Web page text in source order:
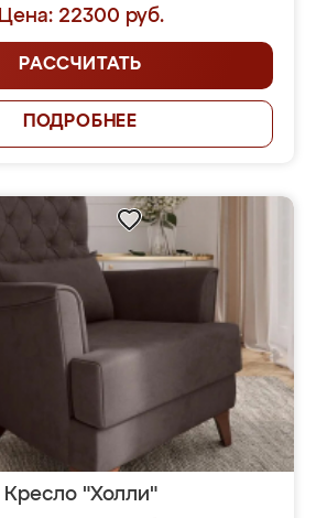
Цена: 22300 руб.
РАССЧИТАТЬ
ПОДРОБНЕЕ
Кресло "Холли"